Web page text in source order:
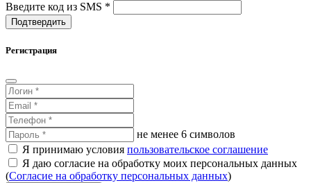
Введите код из SMS *
Подтвердить
Регистрация
не менее 6 символов
Я принимаю условия пользовательское соглашение
Я даю согласие на обработку моих персональных данных
(Согласие на обработку персональных данных)